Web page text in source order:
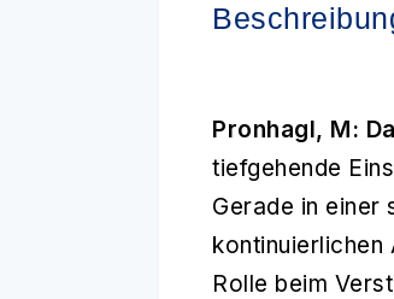
Pronhagl, M:
tiefgehende
Gerade in einer
kontinuierlichen
Rolle beim